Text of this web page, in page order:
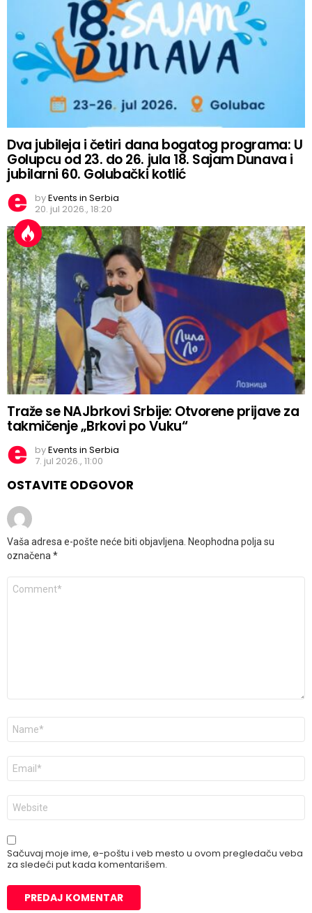
Dva jubileja i četiri dana bogatog programa: U
Golupcu od 23. do 26. jula 18. Sajam Dunava i
jubilarni 60. Golubački kotlić
byEvents in Serbia
20. jul 2026., 18:20
Traže se NAJbrkovi Srbije: Otvorene prijave za
takmičenje „Brkovi po Vuku“
byEvents in Serbia
7. jul 2026., 11:00
OSTAVITE ODGOVOR
Vaša adresa e-pošte neće biti objavljena. Neophodna polja su
označena*
Komentar
Ime
E-
pošta
*
Veb
mesto
Sačuvaj moje ime, e-poštu i veb mesto u ovom pregledaču veba
za sledeći put kada komentarišem.